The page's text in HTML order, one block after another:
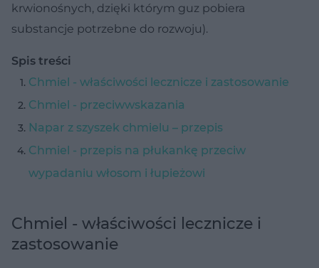
krwionośnych, dzięki którym guz pobiera
substancje potrzebne do rozwoju).
Spis treści
Chmiel - właściwości lecznicze i zastosowanie
Chmiel - przeciwwskazania
Napar z szyszek chmielu – przepis
Chmiel - przepis na płukankę przeciw
wypadaniu włosom i łupieżowi
Chmiel - właściwości lecznicze i
zastosowanie